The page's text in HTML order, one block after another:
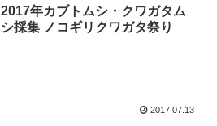
2017年カブトムシ・クワガタム
シ採集 ノコギリクワガタ祭り
2017.07.13